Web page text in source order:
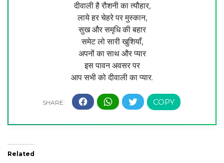
दीवाली है रौशनी का त्यौहार,
लाये हर चेहरे पर मुस्कान,
सुख और समृधि की बहार
समेट लो सारी खुशियाँ,
अपनों का साथ और प्यार
इस पावन अवसर पर
आप सभी को दीवाली का प्यार.
Related